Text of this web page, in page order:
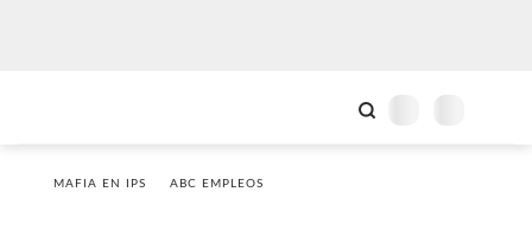
MAFIA EN IPS ABC EMPLEOS